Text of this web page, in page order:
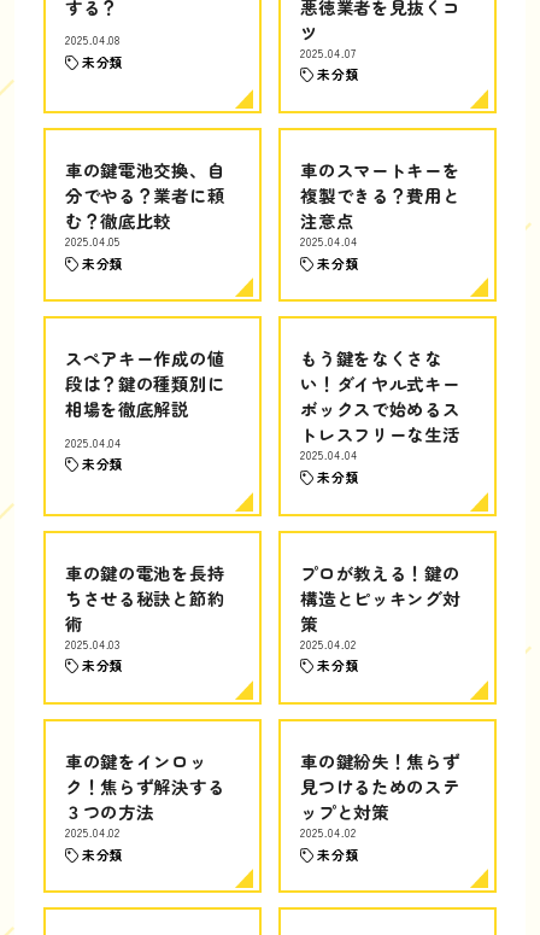
する？
2025.04.08
未分類
悪徳業者を見抜くコ
ツ
2025.04.07
未分類
車の鍵電池交換、自
分でやる？業者に頼
む？徹底比較
2025.04.05
未分類
車のスマートキーを
複製できる？費用と
注意点
2025.04.04
未分類
スペアキー作成の値
段は？鍵の種類別に
相場を徹底解説
2025.04.04
未分類
もう鍵をなくさな
い！ダイヤル式キー
ボックスで始めるス
トレスフリーな生活
2025.04.04
未分類
車の鍵の電池を長持
ちさせる秘訣と節約
術
2025.04.03
未分類
プロが教える！鍵の
構造とピッキング対
策
2025.04.02
未分類
車の鍵をインロッ
ク！焦らず解決する
３つの方法
2025.04.02
未分類
車の鍵紛失！焦らず
見つけるためのステ
ップと対策
2025.04.02
未分類